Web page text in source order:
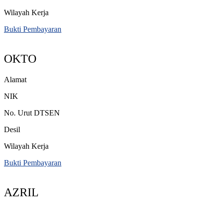
Wilayah Kerja
Bukti Pembayaran
OKTO
Alamat
NIK
No. Urut DTSEN
Desil
Wilayah Kerja
Bukti Pembayaran
AZRIL